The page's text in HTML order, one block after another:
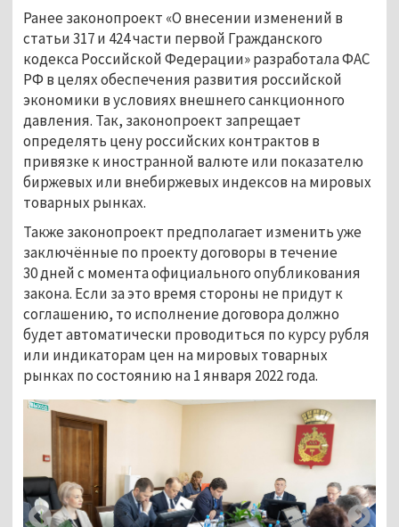
Ранее законопроект «О внесении изменений в
статьи 317 и 424 части первой Гражданского
кодекса Российской Федерации» разработала ФАС
РФ в целях обеспечения развития российской
экономики в условиях внешнего санкционного
давления. Так, законопроект запрещает
определять цену российских контрактов в
привязке к иностранной валюте или показателю
биржевых или внебиржевых индексов на мировых
товарных рынках.
Также законопроект предполагает изменить уже
заключённые по проекту договоры в течение
30 дней с момента официального опубликования
закона. Если за это время стороны не придут к
соглашению, то исполнение договора должно
будет автоматически проводиться по курсу рубля
или индикаторам цен на мировых товарных
рынках по состоянию на 1 января 2022 года.